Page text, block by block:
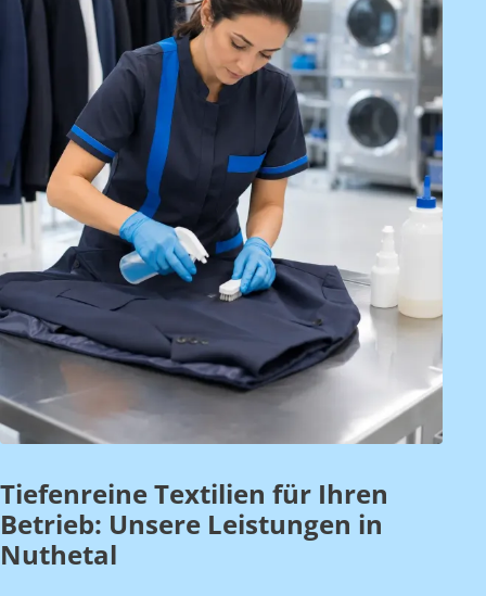
Tiefenreine Textilien für Ihren
Betrieb: Unsere Leistungen in
Nuthetal